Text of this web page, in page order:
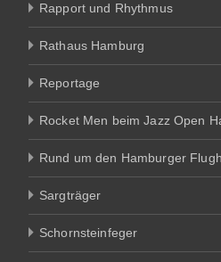
Rapport und Rhythmus
Rathaus Hamburg
Reportage
Rocket Men beim Jazz Open
Rund um den Hamburger
Sargträger
Schornsteinfeger